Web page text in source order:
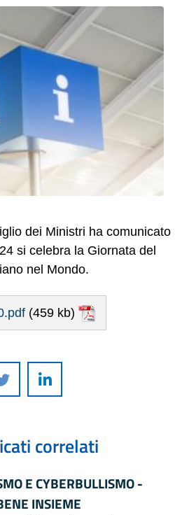
dei Ministri ha comunicato
si celebra la Giornata del
nel Mondo.
(459 kb)
correlati
E CYBERBULLISMO -
INSIEME